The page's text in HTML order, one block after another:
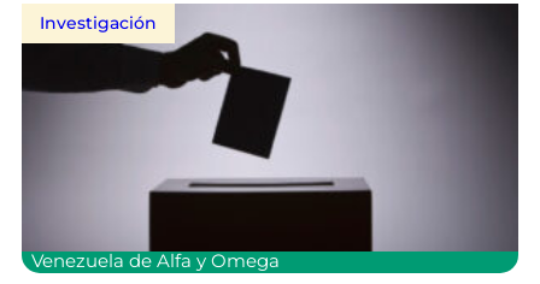
Investigación
Venezuela de Alfa y Omega